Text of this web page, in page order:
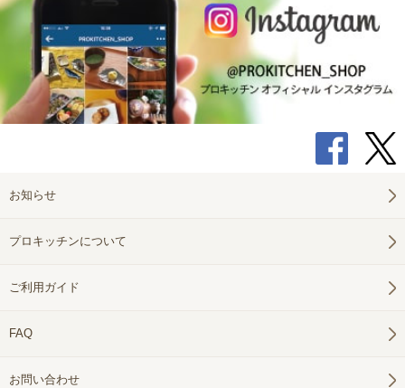
お知らせ
プロキッチンについて
ご利用ガイド
FAQ
お問い合わせ